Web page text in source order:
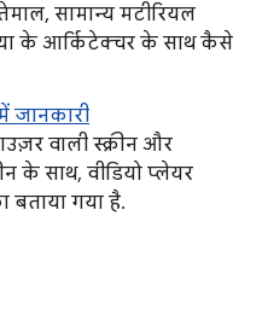
सामान्य मटीरियल
के आर्किटेक्चर के साथ कैसे
जानकारी
वाली स्क्रीन और
के साथ, वीडियो प्लेयर
बताया गया है.